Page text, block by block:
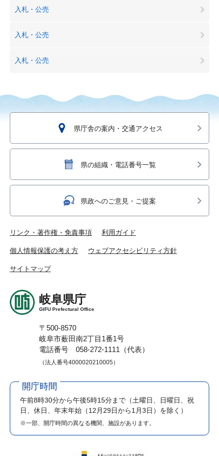
入札・公売
入札・公売
入札・公売
県庁舎の案内・交通アクセス
県の組織・電話番号一覧
県政へのご意見・ご提案
リンク・著作権・免責事項 利用ガイド
個人情報保護の考え方 ウェブアクセシビリティ方針
サイトマップ
岐阜県庁
GIFU Prefectural Office
〒500-8570
岐阜市薮田南2丁目1番1号
電話番号 058-272-1111（代表）
（法人番号4000020210005）
開庁時間
午前8時30分から午後5時15分まで （土曜日、日曜日、祝
日、休日、年末年始（12月29日から1月3日）を除く）
※一部、開庁時間の異なる機関、施設があります。